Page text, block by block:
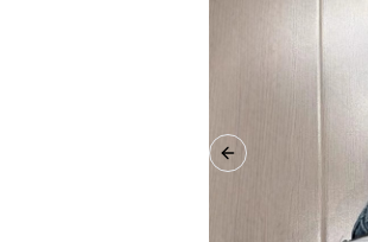
Previous slide